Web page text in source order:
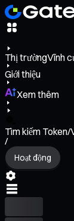
Thị trườngVĩnh
Giới thiệu
Xem thêm
Tìm kiếm Token/
/
Hoạt động